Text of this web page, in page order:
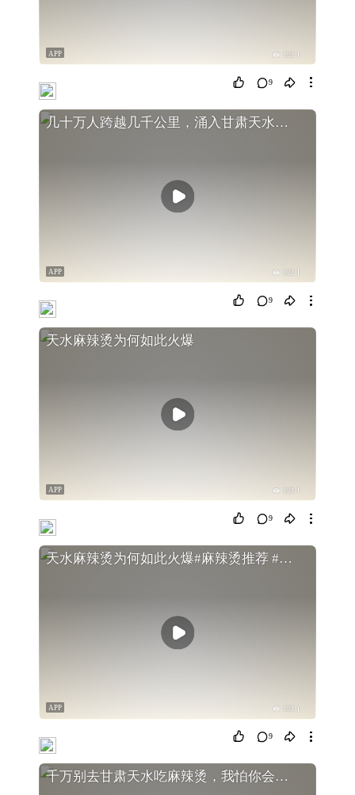
121
APP
9
几十万人跨越几千公里，涌入甘肃天水吃麻辣烫，真有那么好吃吗？
121
APP
9
天水麻辣烫为何如此火爆
121
APP
9
天水麻辣烫为何如此火爆#麻辣烫推荐 #天水麻辣烫 #天之水网
121
APP
9
千万别去甘肃天水吃麻辣烫，我怕你会上瘾！